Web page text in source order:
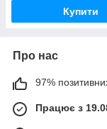
Купити
Про нас
97%
Працює з